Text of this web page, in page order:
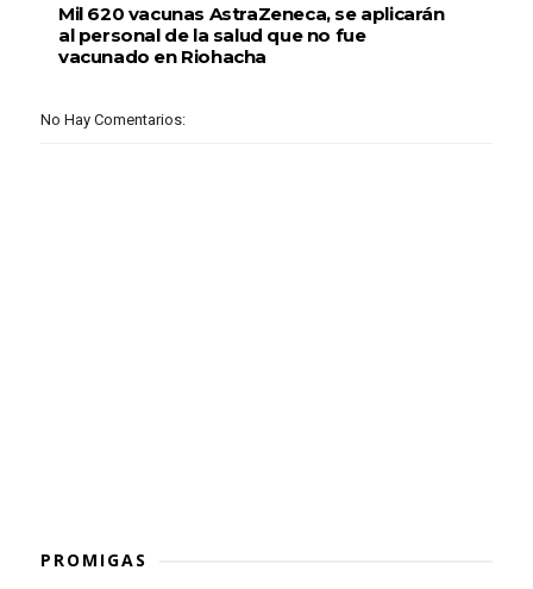
Mil 620 vacunas AstraZeneca, se aplicarán
al personal de la salud que no fue
vacunado en Riohacha
No Hay Comentarios:
PROMIGAS